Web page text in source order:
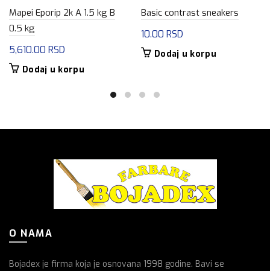
Mapei Eporip 2k A 1.5 kg B
0.5 kg
5,610.00 RSD
Dodaj u korpu
Basic contrast sneakers
10.00 RSD
Dodaj u korpu
O NAMA
Bojadex je firma koja je osnovana 1998 godine. Bavi se